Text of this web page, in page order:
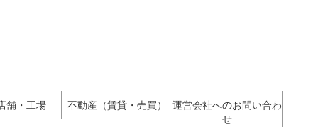
舗・工場 不動産（賃貸・売買）
運営会社へのお問い合わ
せ